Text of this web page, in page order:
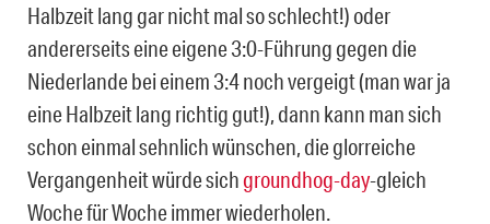
Halbzeit lang gar nicht mal so schlecht!) oder
andererseits eine eigene 3:0-Führung gegen die
Niederlande bei einem 3:4 noch vergeigt (man war ja
eine Halbzeit lang richtig gut!), dann kann man sich
schon einmal sehnlich wünschen, die glorreiche
Vergangenheit würde sichgroundhog-day-gleich
Woche für Woche immer wiederholen.